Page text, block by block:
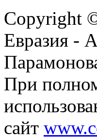
Copyright
Евразия -
При
сайт